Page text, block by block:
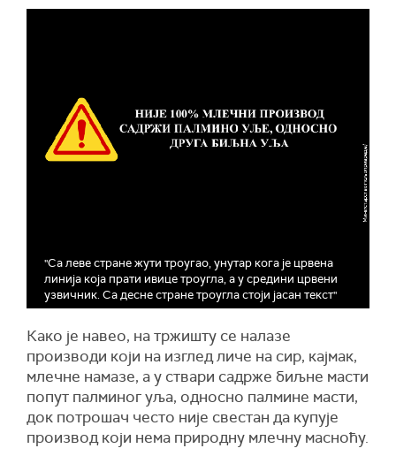
"Са леве стране жути троугао, унутар кога је црвена
линија која прати ивице троугла, а у средини црвени
узвичник. Са десне стране троугла стоји јасан текст"
Како је навео, на тржишту се налазе
производи који на изглед личе на сир, кајмак,
млечне намазе, а у ствари садрже биљне масти
попут палминог уља, односно палмине масти,
док потрошач често није свестан да купује
производ који нема природну млечну масноћу.